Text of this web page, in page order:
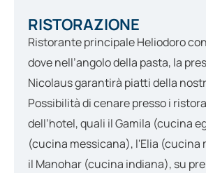
RISTORAZIONE
Ristorante principale Heliodoro
dove nell’angolo della pasta, la
Nicolaus garantirà piatti della
Possibilità di cenare presso i
dell’hotel, quali il Gamila (cucina
(cucina messicana), l'Elia (cucina
il Manohar (cucina indiana), su